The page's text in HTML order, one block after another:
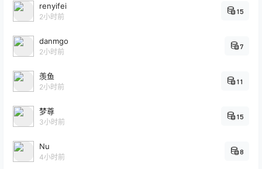
renyifei
2小时前
15
danmgo
2小时前
7
羡鱼
2小时前
11
梦尊
3小时前
15
Nu
4小时前
8